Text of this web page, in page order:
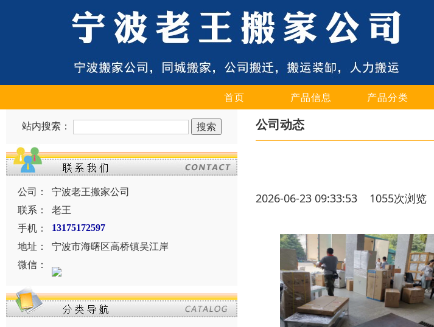
首页 产品信息 产品分类
站内搜索：
公司：
宁波老王搬家公司
联系：
老王
手机：
13175172597
地址：
宁波市海曙区高桥镇吴江岸
微信：
公司动态
2026-06-23 09:33:53 1055次浏览